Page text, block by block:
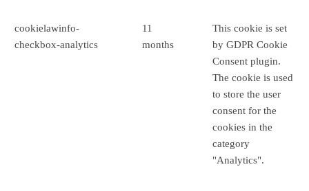
cookielawinfo-
checkbox-analytics
11
months
This cookie is set
by GDPR Cookie
Consent plugin.
The cookie is used
to store the user
consent for the
cookies in the
category
"Analytics".